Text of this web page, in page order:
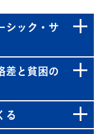
シック・サ
差と貧困の
る